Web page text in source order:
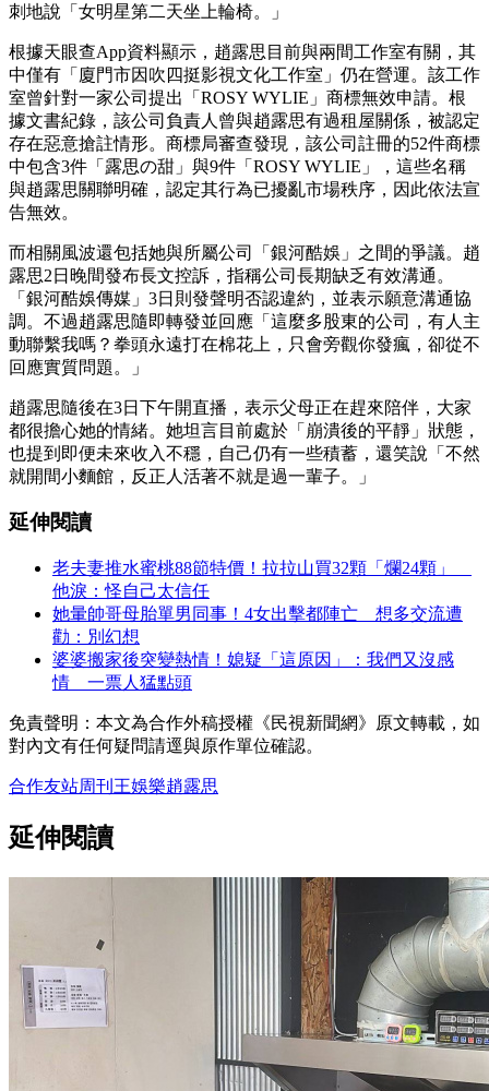
刺地說「女明星第二天坐上輪椅。」
根據天眼查App資料顯示，趙露思目前與兩間工作室有關，其
中僅有「廈門市因吹四挺影視文化工作室」仍在營運。該工作
室曾針對一家公司提出「ROSY WYLIE」商標無效申請。根
據文書紀錄，該公司負責人曾與趙露思有過租屋關係，被認定
存在惡意搶註情形。商標局審查發現，該公司註冊的52件商標
中包含3件「露思の甜」與9件「ROSY WYLIE」，這些名稱
與趙露思關聯明確，認定其行為已擾亂市場秩序，因此依法宣
告無效。
而相關風波還包括她與所屬公司「銀河酷娛」之間的爭議。趙
露思2日晚間發布長文控訴，指稱公司長期缺乏有效溝通。
「銀河酷娛傳媒」3日則發聲明否認違約，並表示願意溝通協
調。不過趙露思隨即轉發並回應「這麼多股東的公司，有人主
動聯繫我嗎？拳頭永遠打在棉花上，只會旁觀你發瘋，卻從不
回應實質問題。」
趙露思隨後在3日下午開直播，表示父母正在趕來陪伴，大家
都很擔心她的情緒。她坦言目前處於「崩潰後的平靜」狀態，
也提到即便未來收入不穩，自己仍有一些積蓄，還笑說「不然
就開間小麵館，反正人活著不就是過一輩子。」
延伸閱讀
老夫妻推水蜜桃88節特價！拉拉山買32顆「爛24顆」
他淚：怪自己太信任
她暈帥哥母胎單男同事！4女出擊都陣亡 想多交流遭
勸：別幻想
婆婆搬家後突變熱情！媳疑「這原因」：我們又沒感
情 一票人猛點頭
免責聲明：本文為合作外稿授權《民視新聞網》原文轉載，如
對內文有任何疑問請逕與原作單位確認。
合作友站周刊王娛樂趙露思
延伸閱讀